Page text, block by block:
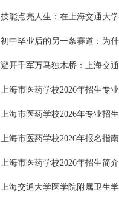
技能点亮人生：在上海交通大
初中毕业后的另一条赛道：为
避开千军万马独木桥：上海交
上海市医药学校2026年招生专
上海市医药学校2026年专业招
上海市医药学校2026年报名指南
上海市医药学校2026年招生简介
上海交通大学医学院附属卫生